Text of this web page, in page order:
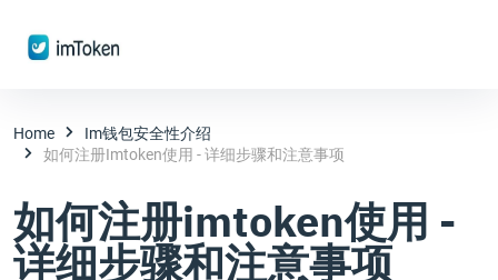
Home
Im钱包安全性介绍
如何注册imtoken使用 - 详细步骤和注意事项
如何注册imtoken使用 -
详细步骤和注意事项